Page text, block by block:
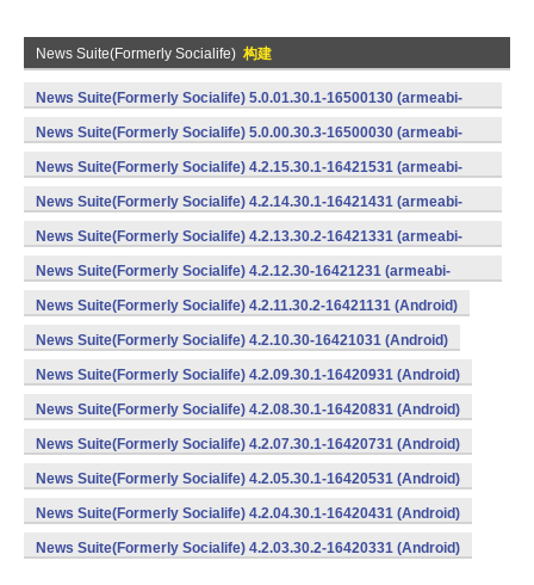
News Suite(Formerly Socialife) 构建
News Suite(Formerly Socialife) 5.0.01.30.1-16500130 (armeabi-
v7a) (Android)
News Suite(Formerly Socialife) 5.0.00.30.3-16500030 (armeabi-
v7a) (Android)
News Suite(Formerly Socialife) 4.2.15.30.1-16421531 (armeabi-
v7a) (Android)
News Suite(Formerly Socialife) 4.2.14.30.1-16421431 (armeabi-
v7a) (Android)
News Suite(Formerly Socialife) 4.2.13.30.2-16421331 (armeabi-
v7a) (Android)
News Suite(Formerly Socialife) 4.2.12.30-16421231 (armeabi-
v7a) (Android)
News Suite(Formerly Socialife) 4.2.11.30.2-16421131 (Android)
News Suite(Formerly Socialife) 4.2.10.30-16421031 (Android)
News Suite(Formerly Socialife) 4.2.09.30.1-16420931 (Android)
News Suite(Formerly Socialife) 4.2.08.30.1-16420831 (Android)
News Suite(Formerly Socialife) 4.2.07.30.1-16420731 (Android)
News Suite(Formerly Socialife) 4.2.05.30.1-16420531 (Android)
News Suite(Formerly Socialife) 4.2.04.30.1-16420431 (Android)
News Suite(Formerly Socialife) 4.2.03.30.2-16420331 (Android)